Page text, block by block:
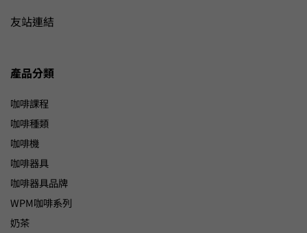
友站連結
產品分類
咖啡課程
咖啡種類
咖啡機
咖啡器具
咖啡器具品牌
WPM咖啡系列
奶茶